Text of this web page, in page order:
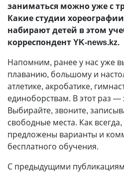
заниматься можно уже с
Какие студии
набирают детей в этом
корреспондент YK-news.kz.
Напомним, ранее у нас уже
плаванию, большому и
атлетике, акробатике,
единоборствам. В этот раз —
Выбирайте, звоните,
свободные места. Как
предложены варианты и
бесплатного обучения.
С предыдущими